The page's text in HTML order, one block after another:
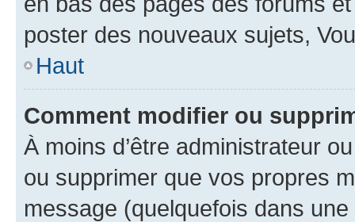
poster des nouveaux sujets,
Haut
Comment modifier ou
À moins d’être administrateur
ou supprimer que vos propres
message (quelquefois dans